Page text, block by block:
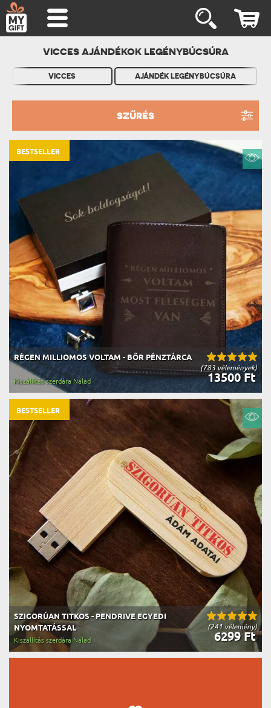
VICCES AJÁNDÉKOK LEGÉNYBÚCSÚRA
VICCES AJÁNDÉK LEGÉNYBÚCSÚRA
SZŰRÉS
(783 vélemények)
RÉGEN MILLIOMOS VOLTAM - BŐR PÉNZTÁRCA
13500 Ft
Kiszállítás szerdára Nálad
BESTSELLER
(241 vélemény)
SZIGORÚAN TITKOS - PENDRIVE EGYEDI
NYOMTATÁSSAL
6299 Ft
Kiszállítás szerdára Nálad
BESTSELLER